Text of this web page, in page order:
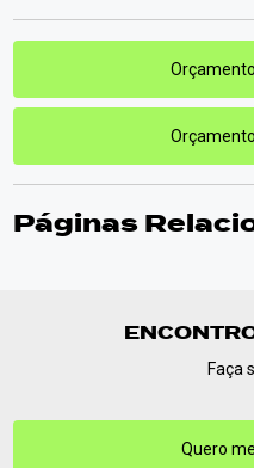
Páginas
Faça
Quero